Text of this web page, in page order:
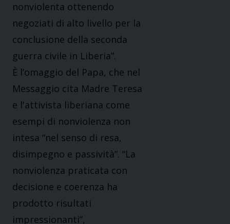
nonviolenta ottenendo
negoziati di alto livello per la
conclusione della seconda
guerra civile in Liberia”.
È l’omaggio del Papa, che nel
Messaggio cita Madre Teresa
e l'attivista liberiana come
esempi di nonviolenza non
intesa “nel senso di resa,
disimpegno e passività”. “La
nonviolenza praticata con
decisione e coerenza ha
prodotto risultati
impressionanti”,